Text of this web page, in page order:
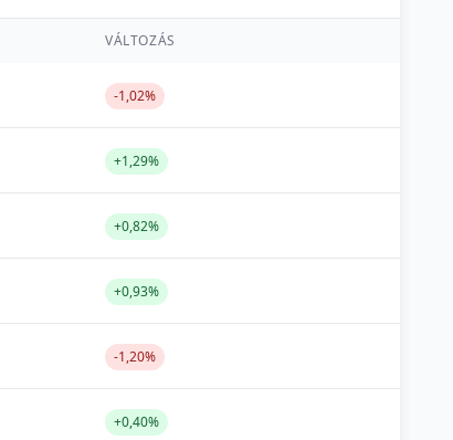
VÁLTOZÁS
-1,02%
+1,29%
+0,82%
+0,93%
-1,20%
+0,40%